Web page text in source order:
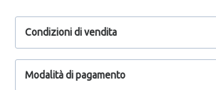
Condizioni di vendita
Modalità di pagamento